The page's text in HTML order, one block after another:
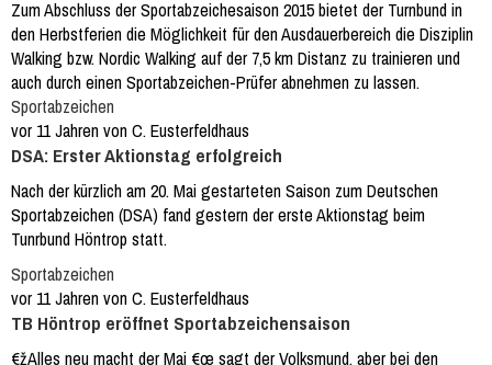
Zum Abschluss der Sportabzeichesaison 2015 bietet der Turnbund in
den Herbstferien die Möglichkeit für den Ausdauerbereich die Disziplin
Walking bzw. Nordic Walking auf der 7,5 km Distanz zu trainieren und
auch durch einen Sportabzeichen-Prüfer abnehmen zu lassen.
Sportabzeichen
vor 11 Jahren von C. Eusterfeldhaus
DSA: Erster Aktionstag erfolgreich
Nach der kürzlich am 20. Mai gestarteten Saison zum Deutschen
Sportabzeichen (DSA) fand gestern der erste Aktionstag beim
Tunrbund Höntrop statt.
Sportabzeichen
vor 11 Jahren von C. Eusterfeldhaus
TB Höntrop eröffnet Sportabzeichensaison
€žAlles neu macht der Mai €œ sagt der Volksmund, aber bei den